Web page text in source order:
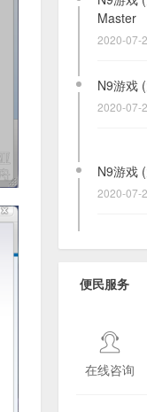
Master
2020-07-
N9游戏
2020-07-
N9游戏
2020-07-
各分辨率
N9游戏
2020-07-26
便民服务
在线咨询